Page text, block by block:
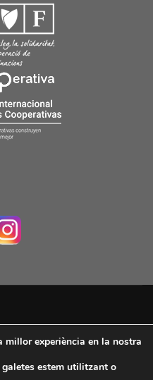
experiència en la nostra
galetes estem utilitzant o